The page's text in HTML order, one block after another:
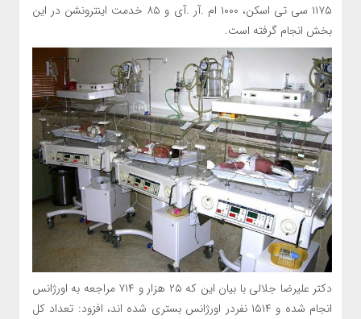
۱۱۷۵ سي تي اسكن، ۱۰۰۰ ام .آر .آي و ۸۵ خدمت اينترونشن در اين
بخش انجام گرفته است.
دكتر عليرضا جلالي با بيان اين كه ۲۵ هزار و ۷۱۴ مراجعه به اورژانس
انجام شده و ۱۵۱۴ نفردر اورژانس بستري شده اند، افزود: تعداد كل